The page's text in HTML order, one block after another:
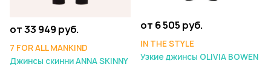
от 33 949 руб.
7 FOR ALL MANKIND
Джинсы скинни ANNA SKINNY
от 6 505 руб.
IN THE STYLE
Узкие джинсы OLIVIA BOWEN